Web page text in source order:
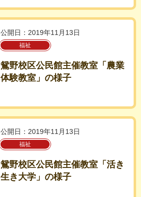
公開日：2019年11月13日
福祉
鴛野校区公民館主催教室「農業
体験教室」の様子
公開日：2019年11月13日
福祉
鴛野校区公民館主催教室「活き
生き大学」の様子